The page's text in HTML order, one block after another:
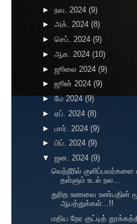
► நவ. 2024 (9)
► அக். 2024 (8)
► செப். 2024 (9)
► ஆக. 2024 (10)
► ஜூலை 2024 (9)
► ஜூன் 2024 (9)
►மே 2024(9)
► ஏப். 2024 (8)
► மார். 2024 (9)
► பிப். 2024 (9)
▼ ஜன. 2024 (9)
வெந்நீரில்
தள்ளும் உடல் நல...
துரித உணவை உண்பதின்
ஆபத்துக்கள்...!!
மதிய நேர குட்டித்